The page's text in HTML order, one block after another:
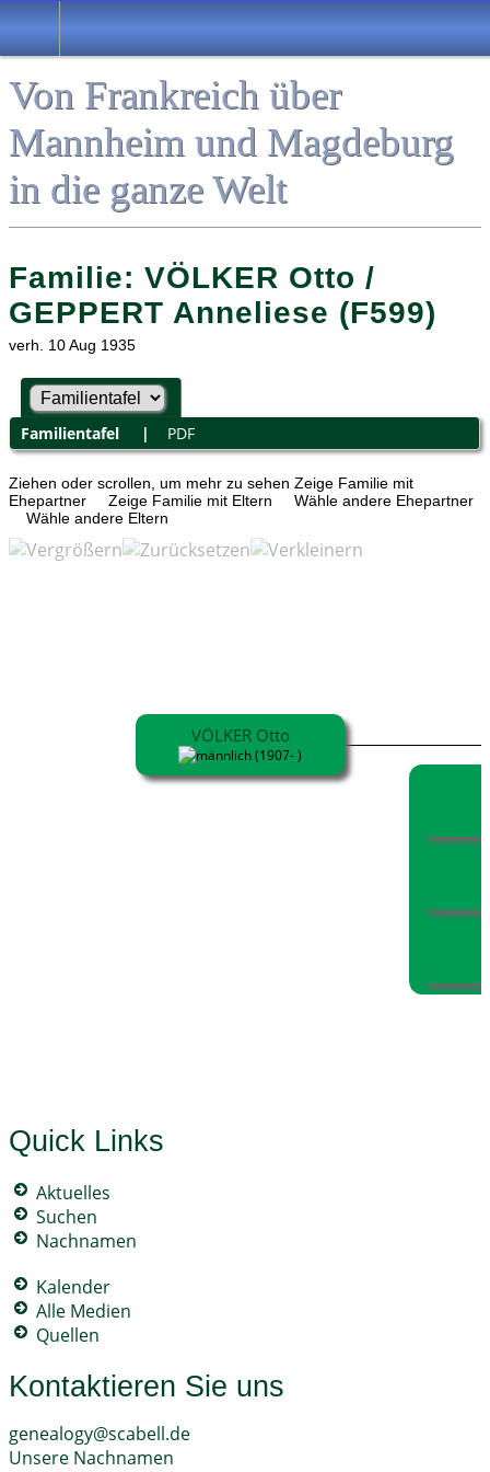
Von Frankreich über
Mannheim und Magdeburg
in die ganze Welt
Familie: VÖLKER Otto /
GEPPERT Anneliese (F599)
verh. 10 Aug 1935
Familientafel | PDF
Ziehen oder scrollen, um mehr zu sehen Zeige Familie mit
Ehepartner
Zeige Familie mit Eltern
Wähle andere Ehepartner
Wähle andere Eltern
VÖLKER Otto
(1907- )
Quick Links
Aktuelles
Suchen
Nachnamen
Kalender
Alle Medien
Quellen
Kontaktieren Sie uns
genealogy@scabell.de
Unsere Nachnamen